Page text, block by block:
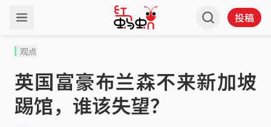
投稿
观点
英国富豪布兰森不来新加坡
踢馆，谁该失望？